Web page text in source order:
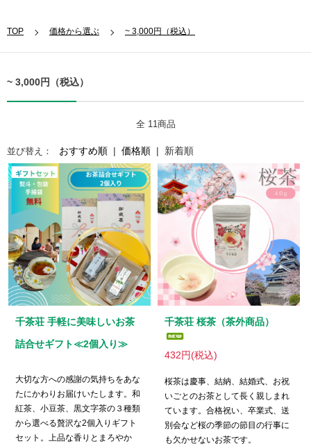
TOP 価格から選ぶ ~ 3,000円（税込）
~ 3,000円（税込）
全 11商品
並び替え： おすすめ順 | 価格順 | 新着順
千茶荘 手軽に美味しいお茶
詰合せギフト≪2個入り≫
大切な方への感謝の気持ちをあな
たにかわりお届けいたします。和
紅茶、小豆茶、黒文字茶の３種類
から選べる贅沢な2個入りギフト
セット。上品な香りとまろやか
千茶荘 桜茶（茶外商品）
432円(税込)
桜茶は慶事、結納、結婚式、お祝
いごとのお茶として長く親しまれ
ています。合格祝い、卒業式、送
別会など桜の季節の節目の行事に
も欠かせないお茶です。